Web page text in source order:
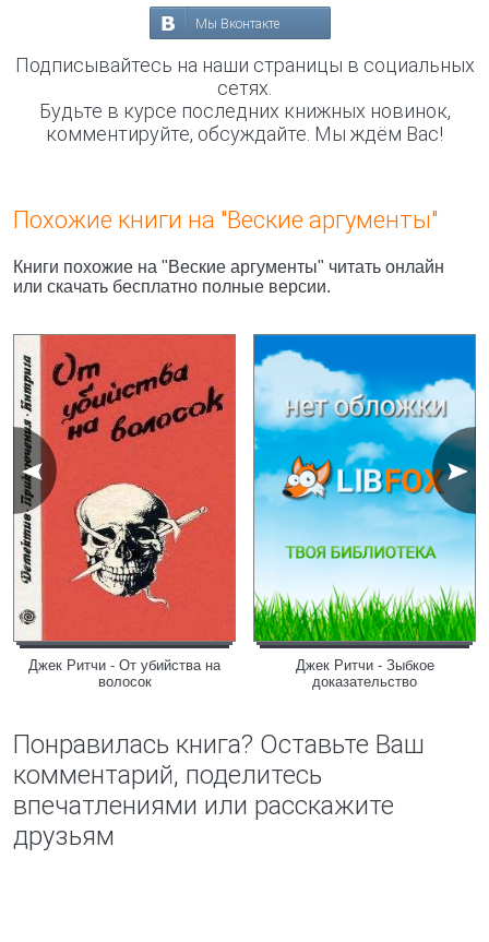
Мы Вконтакте
Подписывайтесь на наши страницы в социальных
сетях.
Будьте в курсе последних книжных новинок,
комментируйте, обсуждайте. Мы ждём Вас!
Похожие книги на "Веские аргументы"
Книги похожие на "Веские аргументы" читать онлайн
или скачать бесплатно полные версии.
Джек Ритчи - От убийства на
волосок
Джек Ритчи - Зыбкое
доказательство
Понравилась книга? Оставьте Ваш
комментарий, поделитесь
впечатлениями или расскажите
друзьям